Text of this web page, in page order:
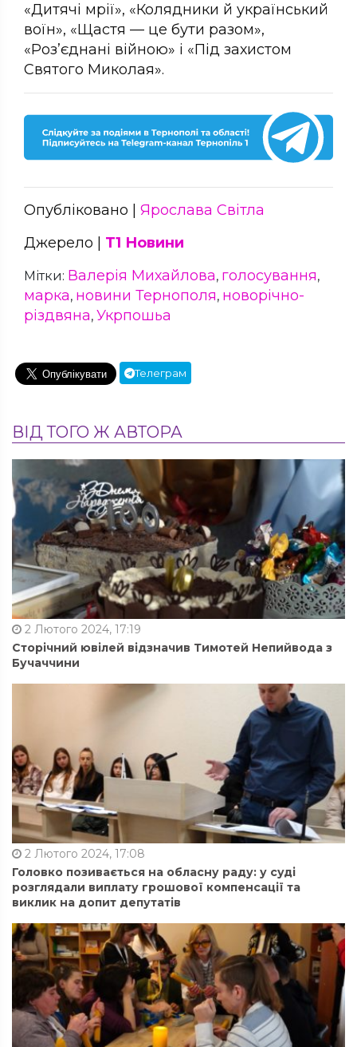
«Дитячі мрії», «Колядники й український
воїн», «Щастя — це бути разом»,
«Роз’єднані війною» і «Під захистом
Святого Миколая».
Опубліковано | Ярослава Світла
Джерело | Т1 Новини
Мітки: Валерія Михайлова, голосування,
марка, новини Тернополя, новорічно-
різдвяна, Укрпошьа
Телеграм
ВІД ТОГО Ж АВТОРА
2 Лютого 2024, 17:19
Сторічний ювілей відзначив Тимотей Непийвода з
Бучаччини
2 Лютого 2024, 17:08
Головко позивається на обласну раду: у суді
розглядали виплату грошової компенсації та
виклик на допит депутатів